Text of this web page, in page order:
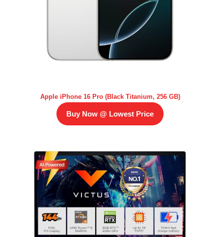
Apple iPhone 16 Pro (Black Titanium, 256 GB)
Buy Now @ Lowest Price